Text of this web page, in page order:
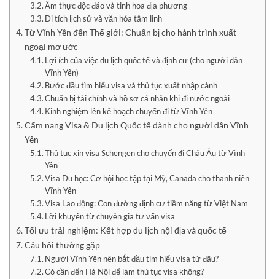
Ẩm thực độc đáo và tinh hoa địa phương
Di tích lịch sử và văn hóa tâm linh
Từ Vĩnh Yên đến Thế giới: Chuẩn bị cho hành trình xuất
ngoại mơ ước
Lợi ích của việc du lịch quốc tế và định cư (cho người dân
Vĩnh Yên)
Bước đầu tìm hiểu visa và thủ tục xuất nhập cảnh
Chuẩn bị tài chính và hồ sơ cá nhân khi đi nước ngoài
Kinh nghiệm lên kế hoạch chuyến đi từ Vĩnh Yên
Cẩm nang Visa & Du lịch Quốc tế dành cho người dân Vĩnh
Yên
Thủ tục xin visa Schengen cho chuyến đi Châu Âu từ Vĩnh
Yên
Visa Du học: Cơ hội học tập tại Mỹ, Canada cho thanh niên
Vĩnh Yên
Visa Lao động: Con đường định cư tiềm năng từ Việt Nam
Lời khuyên từ chuyên gia tư vấn visa
Tối ưu trải nghiệm: Kết hợp du lịch nội địa và quốc tế
Câu hỏi thường gặp
Người Vĩnh Yên nên bắt đầu tìm hiểu visa từ đâu?
Có cần đến Hà Nội để làm thủ tục visa không?